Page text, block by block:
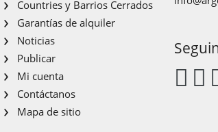
Countries y Barrios Cerrados
Garantías de alquiler
Noticias
Publicar
Mi cuenta
Contáctanos
Mapa de sitio